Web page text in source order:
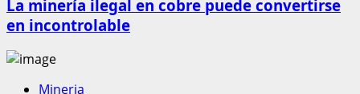
La minería ilegal en cobre puede convertirse
en incontrolable
Mineria